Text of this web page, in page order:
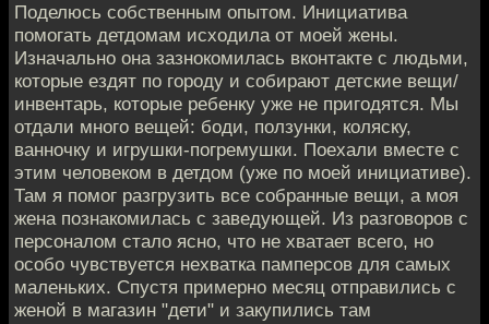
Поделюсь собственным опытом. Инициатива
помогать детдомам исходила от моей жены.
Изначально она зазнокомилась вконтакте с людьми,
которые ездят по городу и собирают детские вещи/
инвентарь, которые ребенку уже не пригодятся. Мы
отдали много вещей: боди, ползунки, коляску,
ванночку и игрушки-погремушки. Поехали вместе с
этим человеком в детдом (уже по моей инициативе).
Там я помог разгрузить все собранные вещи, а моя
жена познакомилась с заведующей. Из разговоров с
персоналом стало ясно, что не хватает всего, но
особо чувствуется нехватка памперсов для самых
маленьких. Спустя примерно месяц отправились с
женой в магазин "дети" и закупились там